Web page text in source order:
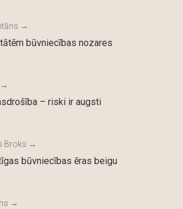
→
būvniecības nozares
→
– riski ir augsti
Broks →
būvniecības ēras beigu
→